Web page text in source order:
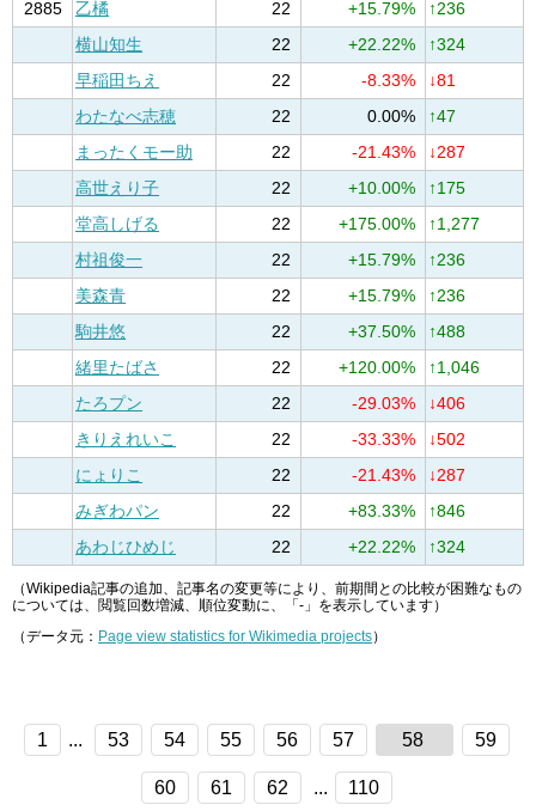
2885 乙橘 22 +15.79%
↑236
横山知生
22 +22.22%
↑324
早稲田ちえ
22 -8.33%
↓81
わたなべ志穂
22 0.00%
↑47
まったくモー助
22 -21.43%
↓287
高世えり子
22 +10.00%
↑175
堂高しげる
22 +175.00%
↑1,277
村祖俊一
22 +15.79%
↑236
美森青
22 +15.79%
↑236
駒井悠
22 +37.50%
↑488
緒里たばさ
22 +120.00%
↑1,046
たろプン
22 -29.03%
↓406
きりえれいこ
22 -33.33%
↓502
にょりこ
22 -21.43%
↓287
みぎわパン
22 +83.33%
↑846
あわじひめじ
22 +22.22% ↑324
（Wikipedia記事の追加、記事名の変更等により、前期間との比較が困難なもの
については、閲覧回数増減、順位変動に、「-」を表示しています）
（データ元： Page view statistics for Wikimedia projects）
1 ... 53 54 55 56 57 58 59
60 61 62 ... 110